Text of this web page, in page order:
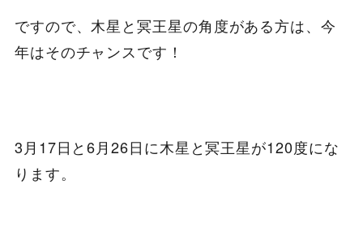
ですので、木星と冥王星の角度がある方は、今
年はそのチャンスです！
3月17日と6月26日に木星と冥王星が120度にな
ります。